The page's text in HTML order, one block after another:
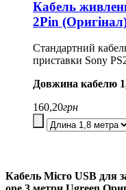
Кабель
2Pin
Стандартний
приставки Sony
Довжина кабелю
160,20грн
Кабель Micro USB для